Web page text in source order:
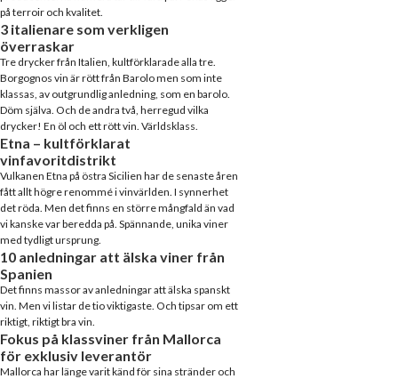
på terroir och kvalitet.
3 italienare som verkligen
överraskar
Tre drycker från Italien, kultförklarade alla tre.
Borgognos vin är rött från Barolo men som inte
klassas, av outgrundlig anledning, som en barolo.
Döm själva. Och de andra två, herregud vilka
drycker! En öl och ett rött vin. Världsklass.
Etna – kultförklarat
vinfavoritdistrikt
Vulkanen Etna på östra Sicilien har de senaste åren
fått allt högre renommé i vinvärlden. I synnerhet
det röda. Men det finns en större mångfald än vad
vi kanske var beredda på. Spännande, unika viner
med tydligt ursprung.
10 anledningar att älska viner från
Spanien
Det finns massor av anledningar att älska spanskt
vin. Men vi listar de tio viktigaste. Och tipsar om ett
riktigt, riktigt bra vin.
Fokus på klassviner från Mallorca
för exklusiv leverantör
Mallorca har länge varit känd för sina stränder och